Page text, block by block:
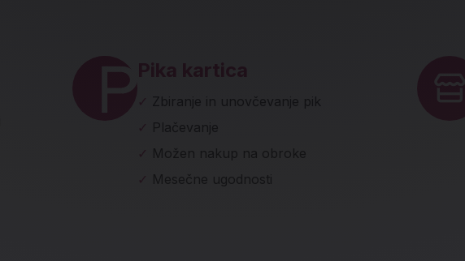
Pika kartica
✓
Zbiranje in unovčevanje pik
✓
Plačevanje
✓
Možen nakup na obroke
Mesečne ugodnosti